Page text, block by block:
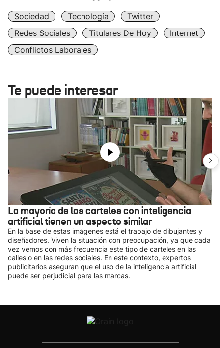
Sociedad Tecnología
Twitter
Redes Sociales
Titulares De Hoy
Internet
Conflictos Laborales
Te puede interesar
La mayoría de los carteles con inteligencia
artificial tienen un aspecto similar
En la base de estas imágenes está el trabajo de dibujantes y
diseñadores. Viven la situación con preocupación, ya que cada
vez vemos con más frecuencia este tipo de carteles en las
calles o en las redes sociales. En este contexto, expertos
publicitarios aseguran que el uso de la inteligencia artificial
puede ser perjudicial para las marcas.